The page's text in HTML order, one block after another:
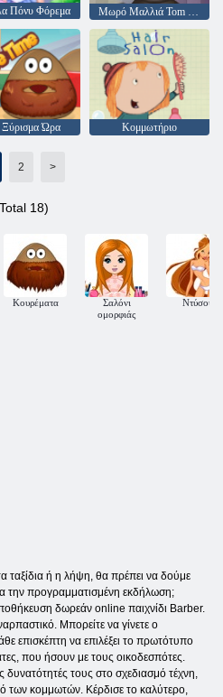
Πόνυ Φόρεμα Μωρό Μαλλιά Tom κομμωτήριο
Ώρα Κομμωτήριο
2 >
18)
Κουρέματα
Σαλόνι
ομορφιάς
Ντύσου
ταξίδια ή η λήψη, θα πρέπει να δούμε
την προγραμματισμένη εκδήλωση;
δωρεάν online παιχνίδι Barber.
Μπορείτε να γίνετε ο
επισκέπτη να επιλέξει το πρωτότυπο
που ήσουν με τους οικοδεσπότες.
δυνατότητές τους στο σχεδιασμό τέχνη,
των κομμωτών. Κέρδισε το καλύτερο,